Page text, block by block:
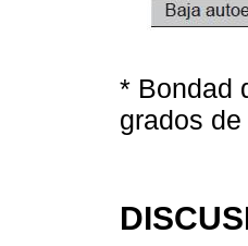
* Bondad
grados